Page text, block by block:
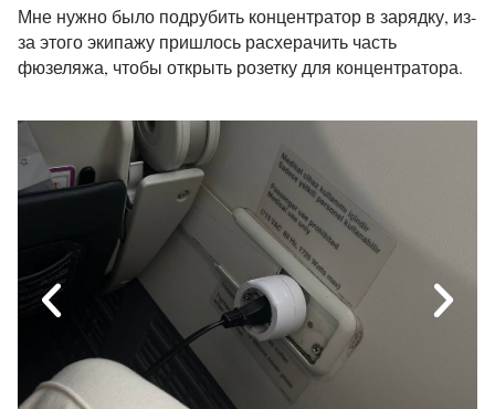
Мне нужно было подрубить концентратор в зарядку, из-
за этого экипажу пришлось расхерачить часть
фюзеляжа, чтобы открыть розетку для концентратора.